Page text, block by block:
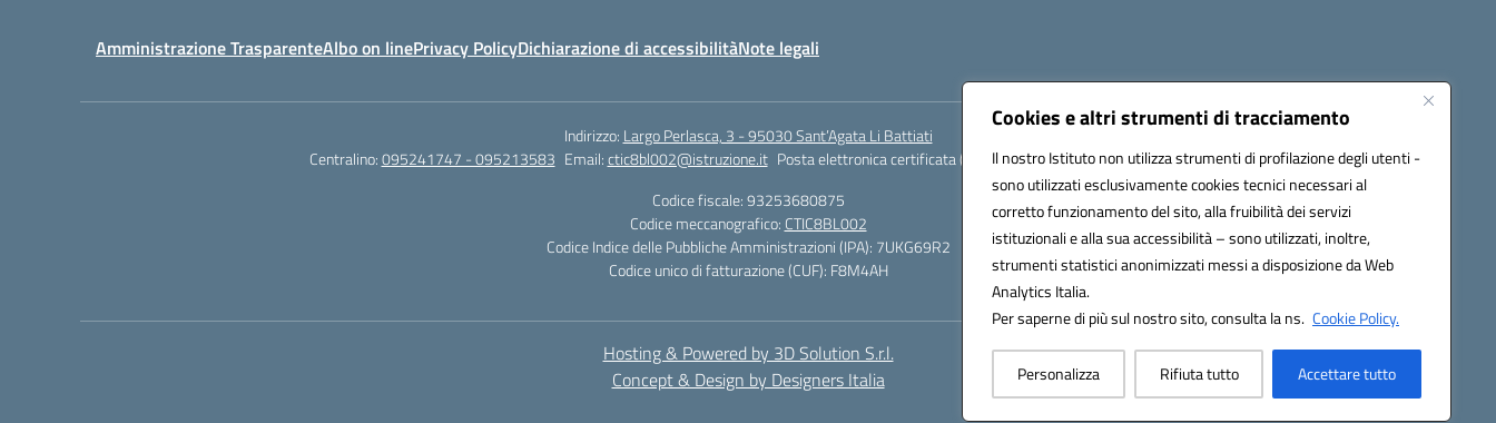
Cookies e altri strumenti di tracciamento
Il nostro Istituto non utilizza strumenti di profilazione degli utenti -
sono utilizzati esclusivamente cookies tecnici necessari al
corretto funzionamento del sito, alla fruibilità dei servizi
istituzionali e alla sua accessibilità – sono utilizzati, inoltre,
strumenti statistici anonimizzati messi a disposizione da Web
Analytics Italia.
Per saperne di più sul nostro sito, consulta la ns. Cookie Policy.
Personalizza Rifiuta tutto Accettare tutto
Amministrazione TrasparenteAlbo on linePrivacy PolicyDichiarazione di accessibilitàNote legali
Indirizzo: Largo Perlasca, 3 - 95030 Sant’Agata Li Battiati
Centralino:095241747 - 095213583 Email:ctic8bl002@istruzione.it Posta elettronica certificata (PEC):ctic8bl002@pec.istruzione.it
Codice fiscale: 93253680875
Codice meccanografico: CTIC8BL002
Codice Indice delle Pubbliche Amministrazioni (IPA): 7UKG69R2
Codice unico di fatturazione (CUF): F8M4AH
Hosting & Powered by 3D Solution S.r.l.
Concept & Design by Designers Italia